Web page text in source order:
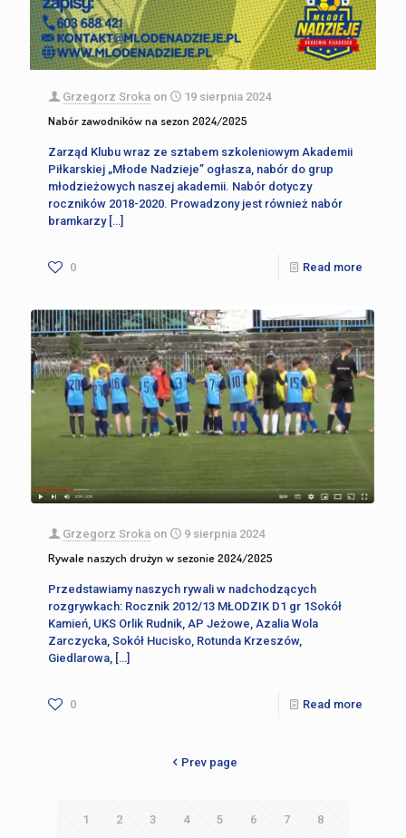
Grzegorz Sroka on 19 sierpnia 2024
Nabór zawodników na sezon 2024/2025
Zarząd Klubu wraz ze sztabem szkoleniowym Akademii
Piłkarskiej „Młode Nadzieje” ogłasza, nabór do grup
młodzieżowych naszej akademii. Nabór dotyczy
roczników 2018-2020. Prowadzony jest również nabór
bramkarzy[…]
0 Read more
Grzegorz Sroka on 9 sierpnia 2024
Rywale naszych drużyn w sezonie 2024/2025
Przedstawiamy naszych rywali w nadchodzących
rozgrywkach: Rocznik 2012/13 MŁODZIK D1 gr 1Sokół
Kamień, UKS Orlik Rudnik, AP Jeżowe, Azalia Wola
Zarczycka, Sokół Hucisko, Rotunda Krzeszów,
Giedlarowa, […]
0 Read more
Prev page
1 2 3 4 5 6 7 8